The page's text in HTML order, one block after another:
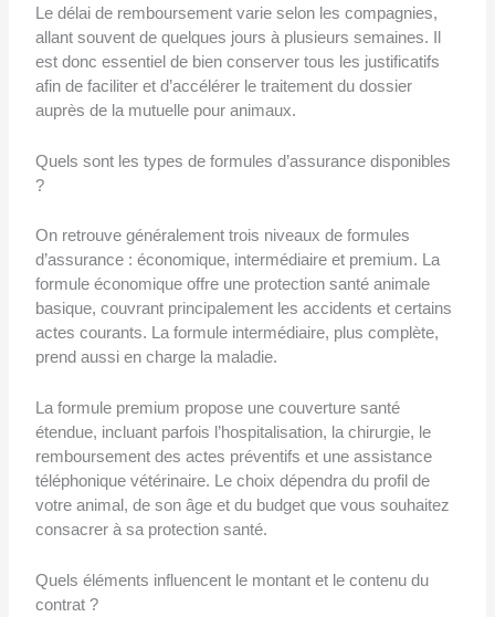
Le délai de remboursement varie selon les compagnies,
allant souvent de quelques jours à plusieurs semaines. Il
est donc essentiel de bien conserver tous les justificatifs
afin de faciliter et d’accélérer le traitement du dossier
auprès de la mutuelle pour animaux.
Quels sont les types de formules d’assurance disponibles
?
On retrouve généralement trois niveaux de formules
d’assurance : économique, intermédiaire et premium. La
formule économique offre une protection santé animale
basique, couvrant principalement les accidents et certains
actes courants. La formule intermédiaire, plus complète,
prend aussi en charge la maladie.
La formule premium propose une couverture santé
étendue, incluant parfois l’hospitalisation, la chirurgie, le
remboursement des actes préventifs et une assistance
téléphonique vétérinaire. Le choix dépendra du profil de
votre animal, de son âge et du budget que vous souhaitez
consacrer à sa protection santé.
Quels éléments influencent le montant et le contenu du
contrat ?